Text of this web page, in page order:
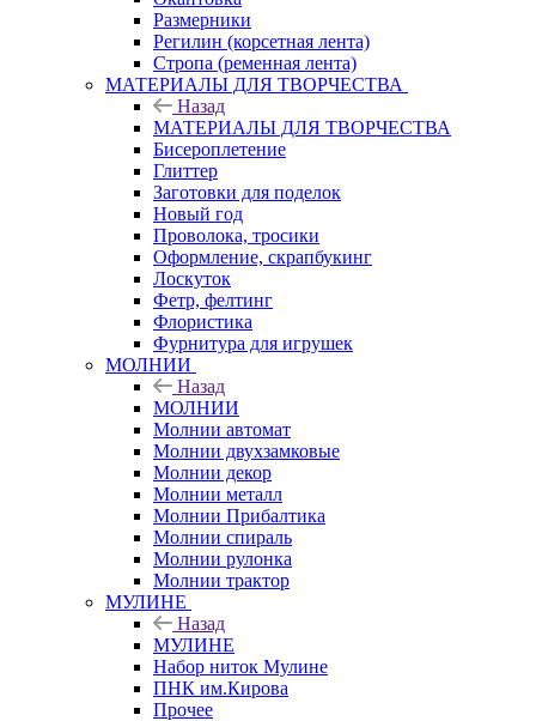
Размерники
Регилин (корсетная лента)
Стропа (ременная лента)
МАТЕРИАЛЫ ДЛЯ ТВОРЧЕСТВА
Назад
МАТЕРИАЛЫ ДЛЯ ТВОРЧЕСТВА
Бисероплетение
Глиттер
Заготовки для поделок
Новый год
Проволока, тросики
Оформление, скрапбукинг
Лоскуток
Фетр, фелтинг
Флористика
Фурнитура для игрушек
МОЛНИИ
Назад
МОЛНИИ
Молнии автомат
Молнии двухзамковые
Молнии декор
Молнии металл
Молнии Прибалтика
Молнии спираль
Молнии рулонка
Молнии трактор
МУЛИНЕ
Назад
МУЛИНЕ
Набор ниток Мулине
ПНК им.Кирова
Прочее